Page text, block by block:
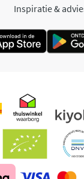
Inspiratie &